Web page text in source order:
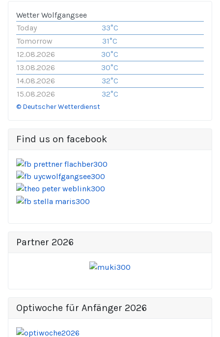
Wetter Wolfgangsee
Today
33°C
Tomorrow
31°C
12.08.2026
30°C
13.08.2026
30°C
14.08.2026
32°C
15.08.2026
32°C
© Deutscher Wetterdienst
Find us on facebook
Partner 2026
Optiwoche für Anfänger 2026